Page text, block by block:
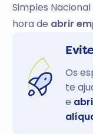
Simples
hora de abrir
Os
te
e